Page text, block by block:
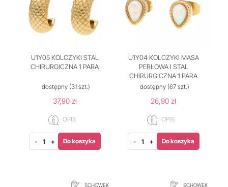
U1Y05 KOLCZYKI STAL
CHIRURGICZNA 1 PARA
dostępny (31 szt.)
37,90 zł
OPIS
- + Do koszyka
U1Y04 KOLCZYKI MASA
PERŁOWA I STAL
CHIRURGICZNA 1 PARA
dostępny (67 szt.)
26,90 zł
OPIS
- + Do koszyka
SCHOWEK SCHOWEK